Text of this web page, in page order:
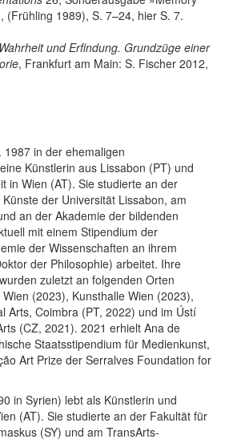
(Frühling 1989), S. 7–24, hier S. 7.
Wahrheit und Erfindung. Grundzüge einer
, Frankfurt am Main: S. Fischer 2012,
1987 in der ehemaligen
Künstlerin aus Lissabon (PT) und
in Wien (AT). Sie studierte an der
der Universität Lissabon, am
an der Akademie der bildenden
mit einem Stipendium der
der Wissenschaften an ihrem
der Philosophie) arbeitet. Ihre
zuletzt an folgenden Orten
(2023), Kunsthalle Wien (2023),
Arts, Coimbra (PT, 2022) und im Ústí
(CZ, 2021). 2021 erhielt Ana de
Staatsstipendium für Medienkunst,
Art Prize der Serralves Foundation for
in Syrien) lebt als Künstlerin und
(AT). Sie studierte an der Fakultät für
(SY) und am TransArts-